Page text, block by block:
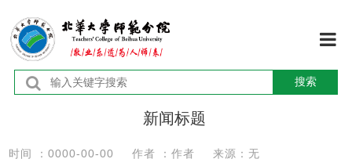
搜索
新闻标题
时间 ：0000-00-00 作者 ：作者 来源：无